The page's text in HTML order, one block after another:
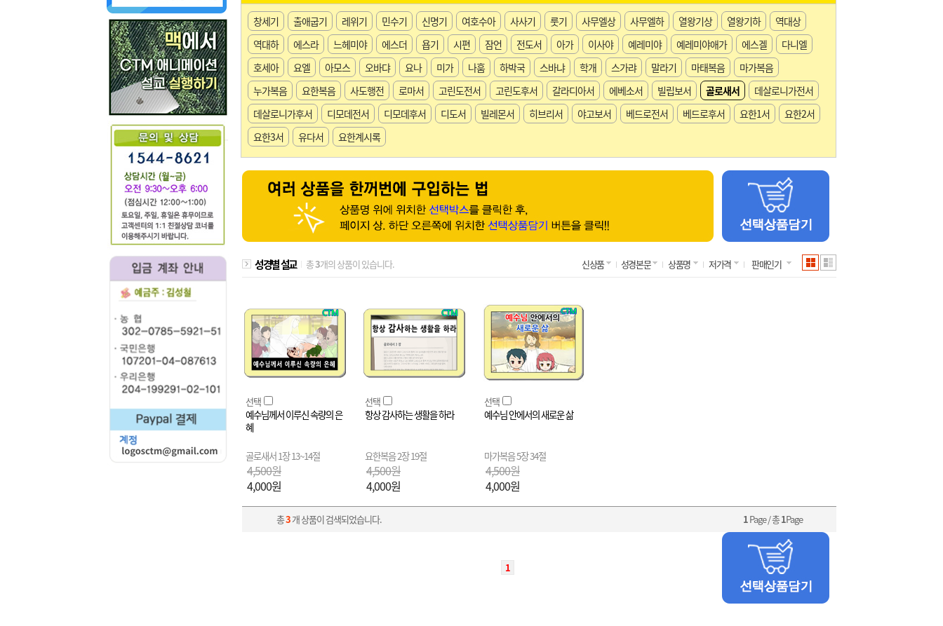
창세기 출애굽기 레위기 민수기 신명기 여호수아 사사기 룻기 사무엘상 사무엘하 열왕기상 열왕기하
역대상
역대하
에스라 느헤미야 에스더 욥기 시편 잠언 전도서 아가 이사야 예레미야 예레미야애가 에스겔
다니엘
호세아
요엘 아모스 오바댜 요나 미가 나훔 하박국 스바냐 학개 스가랴 말라기 마태복음
마가복음
누가복음
요한복음 사도행전 로마서 고린도전서 고린도후서 갈라디아서 에베소서 빌립보서 골로새서
데살로니가전서
데살로니가후서
디모데전서 디모데후서 디도서 빌레몬서 히브리서 야고보서 베드로전서 베드로후서 요한1서
요한2서
요한3서
유다서 요한계시록
성경별 설교 총3개의 상품이 있습니다. 신상품 성경본문 상품명 저가격 판매인기
선택
예수님께서 이루신 속량의 은
혜
골로새서 1장 13~14절
4,500원
4,000원
선택
항상 감사하는 생활을 하라
요한복음 2장 19절
4,500원
4,000원
선택
예수님 안에서의 새로운 삶
마가복음 5장 34절
4,500원
4,000원
총3개 상품이 검색되었습니다. 1Page / 총1Page
1